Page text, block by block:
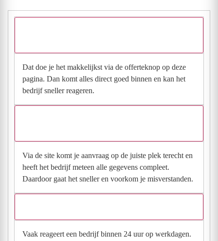
Dat doe je het makkelijkst via de offerteknop op deze
pagina. Dan komt alles direct goed binnen en kan het
bedrijf sneller reageren.
Via de site komt je aanvraag op de juiste plek terecht en
heeft het bedrijf meteen alle gegevens compleet.
Daardoor gaat het sneller en voorkom je misverstanden.
Vaak reageert een bedrijf binnen 24 uur op werkdagen.